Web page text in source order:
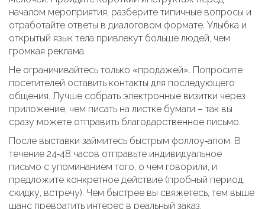
началом мероприятия, разберите типичные вопросы и
отработайте ответы в диалоговом формате. Улыбка и
открытый язык тела привлекут больше людей, чем
громкая реклама.
Не ограничивайтесь только «продажей». Попросите
посетителей оставить контакты для последующего
общения. Лучше собрать электронные визитки через
приложение, чем писать на листке бумаги – так вы
сразу можете отправить благодарственное письмо.
После выставки займитесь быстрым фоллоу‑апом. В
течение 24‑48 часов отправьте индивидуальное
письмо с упоминанием того, о чем говорили, и
предложите конкретное действие (пробный период,
скидку, встречу). Чем быстрее вы свяжетесь, тем выше
шанс превратить интерес в реальный заказ.